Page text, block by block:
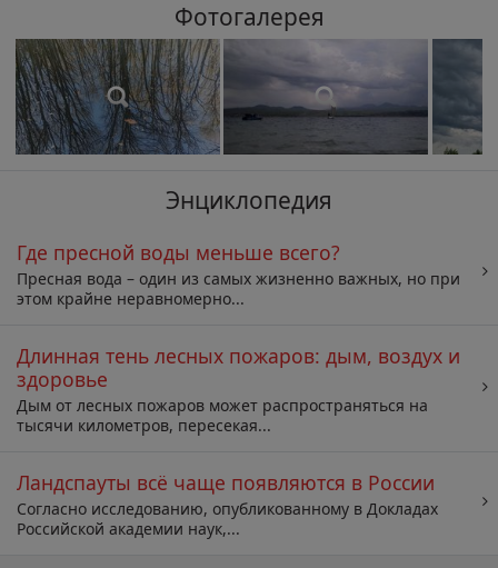
Фотогалерея
Энциклопедия
Где пресной воды меньше всего?
Пресная вода – один из самых жизненно важных, но при
этом крайне неравномерно...
Длинная тень лесных пожаров: дым, воздух и
здоровье
Дым от лесных пожаров может распространяться на
тысячи километров, пересекая...
Ландспауты всё чаще появляются в России
Согласно исследованию, опубликованному в Докладах
Российской академии наук,...